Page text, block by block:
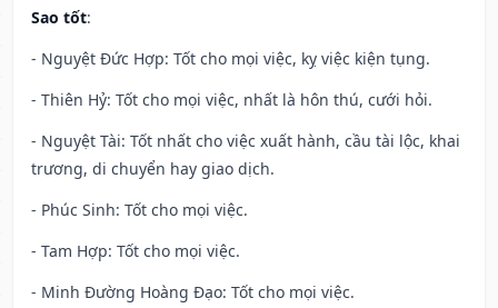
Sao tốt:
- Nguyệt Đức Hợp: Tốt cho mọi việc, kỵ việc kiện tụng.
- Thiên Hỷ: Tốt cho mọi việc, nhất là hôn thú, cưới hỏi.
- Nguyệt Tài: Tốt nhất cho việc xuất hành, cầu tài lộc, khai
trương, di chuyển hay giao dịch.
- Phúc Sinh: Tốt cho mọi việc.
- Tam Hợp: Tốt cho mọi việc.
- Minh Đường Hoàng Đạo: Tốt cho mọi việc.